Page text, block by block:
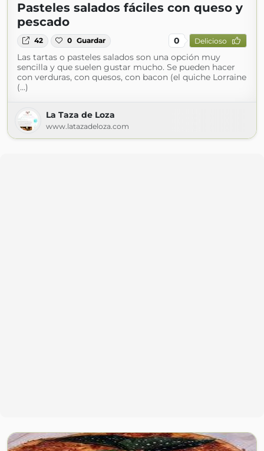
Pasteles salados fáciles con queso y
pescado
42 0 Guardar 0 Delicioso
Las tartas o pasteles salados son una opción muy
sencilla y que suelen gustar mucho. Se pueden hacer
con verduras, con quesos, con bacon (el quiche Lorraine
(...)
La Taza de Loza
www.latazadeloza.com